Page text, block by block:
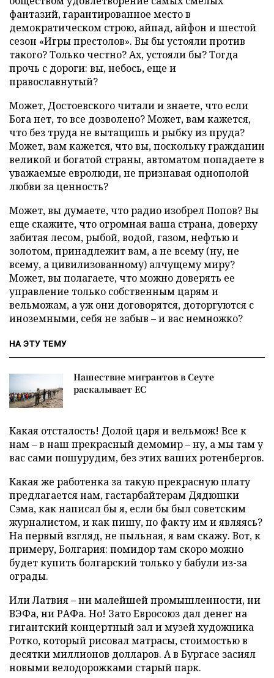
фантазий, гарантированное место в
демократическом строю, айпад, айфон и шестой
сезон «Игры престолов». Вы бы устояли против
такого? Только честно? Ах, устояли бы? Тогда
прочь с дороги: вы, небось, еще и
православнутый?
Может, Достоевского читали и знаете, что если
Бога нет, то все дозволено? Может, вам кажется,
что без труда не вытащишь и рыбку из пруда?
Может, вам кажется, что вы, поскольку гражданин
великой и богатой страны, автоматом попадаете в
уважаемые евролюди, не признавая однополой
любви за ценность?
Может, вы думаете, что радио изобрел Попов? Вы
еще скажите, что огромная ваша страна, доверху
забитая лесом, рыбой, водой, газом, нефтью и
золотом, принадлежит вам, а не всему (ну, не
всему, а цивилизованному) алчущему миру?
Может, вы полагаете, что можно доверять ее
управление только собственным царям и
вельможам, а уж они договорятся, доторгуются с
иноземными, себя не забыв – и вас немножко?
НА ЭТУ ТЕМУ
Нашествие мигрантов в Сеуте
раскалывает ЕС
Какая отсталость! Долой царя и вельмож! Все к
нам – в наш прекрасный демомир – ну, а мы там у
вас сами пошурудим, без этих ваших ротенбергов.
Какая же работенка за такую прекрасную плату
предлагается нам, гастарбайтерам Дядюшки
Сэма, как написал бы я, если бы был советским
журналистом, и как пишу, по факту им и являясь?
На первый взгляд, не пыльная, я вам скажу. Вот, к
примеру, Болгария: помидор там скоро можно
будет купить болгарский только у бабули из-за
ограды.
Или Латвия – ни малейшей промышленности, ни
ВЭФа, ни РАФа. Но! Зато Евросоюз дал денег на
гигантский концертный зал и музей художника
Ротко, который рисовал матрасы, стоимостью в
десятки миллионов долларов. А в Бургасе засиял
новыми велодорожками старый парк.